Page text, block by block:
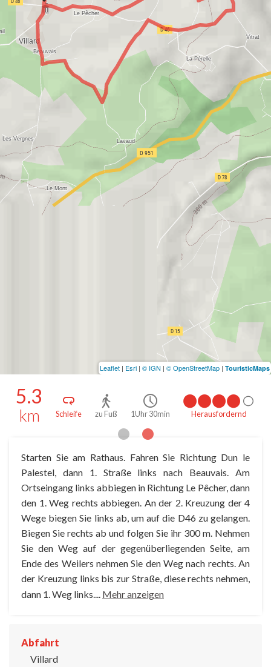
5.3
km Schleife zu Fuß 1Uhr 30min Herausfordernd
Starten Sie am Rathaus. Fahren Sie Richtung Dun le
Palestel, dann 1. Straße links nach Beauvais. Am
Ortseingang links abbiegen in Richtung Le Pêcher, dann
den 1. Weg rechts abbiegen. An der 2. Kreuzung der 4
Wege biegen Sie links ab, um auf die D46 zu gelangen.
Biegen Sie rechts ab und folgen Sie ihr 300 m. Nehmen
Sie den Weg auf der gegenüberliegenden Seite, am
Ende des Weilers nehmen Sie den Weg nach rechts. An
der Kreuzung links bis zur Straße, diese rechts nehmen,
dann 1. Weg links.... Mehr anzeigen
Abfahrt
Villard
Leaflet | Esri | © IGN | © OpenStreetMap | TouristicMaps